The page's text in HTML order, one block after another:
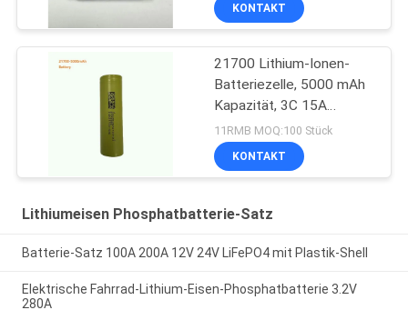
KONTAKT
21700 Lithium-Ionen-
Batteriezelle, 5000 mAh
Kapazität, 3C 15A
Entladungsrate.
11RMB MOQ:100 Stück
KONTAKT
Lithiumeisen Phosphatbatterie-Satz
Batterie-Satz 100A 200A 12V 24V LiFePO4 mit Plastik-Shell
Elektrische Fahrrad-Lithium-Eisen-Phosphatbatterie 3.2V
280A